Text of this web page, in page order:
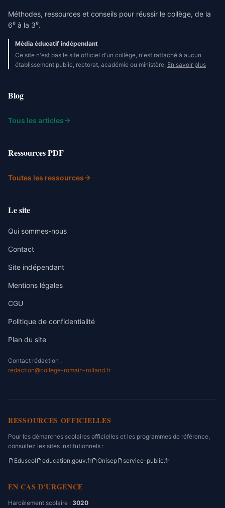
Méthodes, ressources et conseils pour réussir le collège, de la
6e à la 3e.
Média éducatif indépendant
Ce site n'est pas le site officiel d'un collège, n'est rattaché à aucun
établissement public, rectorat, académie ou ministère. En savoir plus
Blog
Tous les articles
Ressources PDF
Toutes les ressources
Le site
Qui sommes-nous
Contact
Site indépendant
Mentions légales
CGU
Politique de confidentialité
Plan du site
Contact rédaction :
redaction@college-romain-rolland.fr
RESSOURCES OFFICIELLES
Pour les démarches scolaires officielles et les programmes de référence,
consultez les sites institutionnels :
Eduscol
education.gouv.fr Onisep service-public.fr
EN CAS D'URGENCE
Harcèlement scolaire : 3020